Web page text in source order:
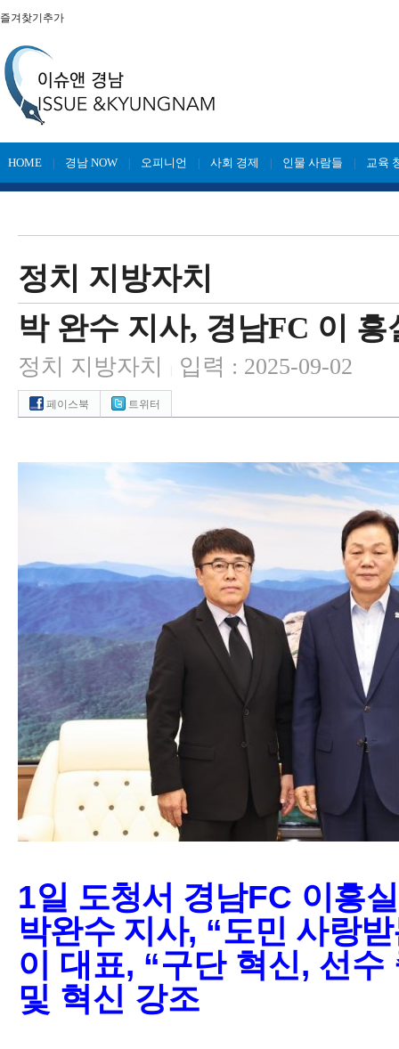
즐겨찾기추가
HOME 경남 NOW 오피니언 사회 경제 인물 사람들 교육
정치 지방자치
박 완수 지사, 경남FC 이
정치 지방자치 입력 : 2025-09-02
페이스북 트위터
1일 도청서 경남FC 이흥
박완수 지사, “도민 사랑
이 대표, “구단 혁신, 선수
및 혁신 강조